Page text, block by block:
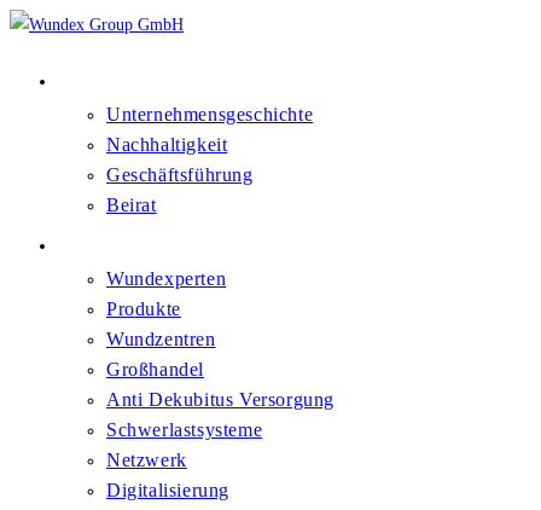
Unternehmensgeschichte
Nachhaltigkeit
Geschäftsführung
Beirat
Wundexperten
Produkte
Wundzentren
Großhandel
Anti Dekubitus Versorgung
Schwerlastsysteme
Netzwerk
Digitalisierung